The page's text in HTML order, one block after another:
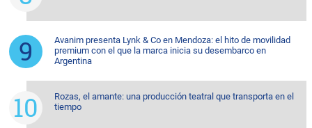
Avanim presenta Lynk & Co en Mendoza: el hito de movilidad
premium con el que la marca inicia su desembarco en
Argentina
Rozas, el amante: una producción teatral que transporta en el
tiempo